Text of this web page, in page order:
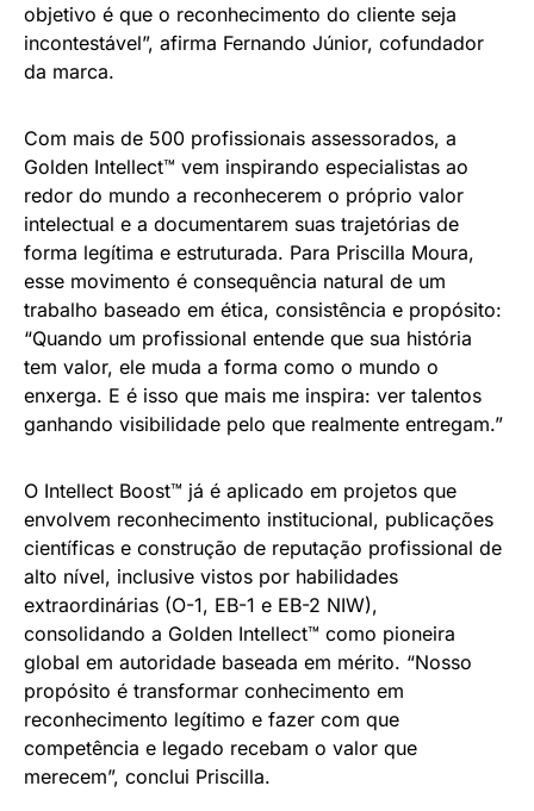
objetivo é que o reconhecimento do cliente seja
incontestável”, afirma Fernando Júnior, cofundador
da marca.
Com mais de 500 profissionais assessorados, a
Golden Intellect™ vem inspirando especialistas ao
redor do mundo a reconhecerem o próprio valor
intelectual e a documentarem suas trajetórias de
forma legítima e estruturada. Para Priscilla Moura,
esse movimento é consequência natural de um
trabalho baseado em ética, consistência e propósito:
“Quando um profissional entende que sua história
tem valor, ele muda a forma como o mundo o
enxerga. E é isso que mais me inspira: ver talentos
ganhando visibilidade pelo que realmente entregam.”
O Intellect Boost™ já é aplicado em projetos que
envolvem reconhecimento institucional, publicações
científicas e construção de reputação profissional de
alto nível, inclusive vistos por habilidades
extraordinárias (O-1, EB-1 e EB-2 NIW),
consolidando a Golden Intellect™ como pioneira
global em autoridade baseada em mérito. “Nosso
propósito é transformar conhecimento em
reconhecimento legítimo e fazer com que
competência e legado recebam o valor que
merecem”, conclui Priscilla.